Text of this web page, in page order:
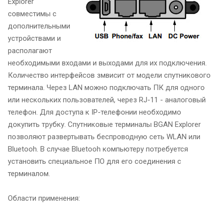
совместимы с
дополнительными
устройствами и
располагают
необходимыми входами и выходами для их подключения.
Количество интерфейсов змвисит от модели спутникового
терминала. Через LAN можно подключать ПК для одного
или нескольких пользователей, через RJ-11 - аналоговый
телефон. Для доступа к IP-телефонии необходимо
докупить трубку. Спутниковые терминалы BGAN Explorer
позволяют развертывать беспроводную сеть WLAN или
Bluetooh. В случае Bluetooh компьютеру потребуется
установить специальное ПО для его соединения с
терминалом.
Области применения: